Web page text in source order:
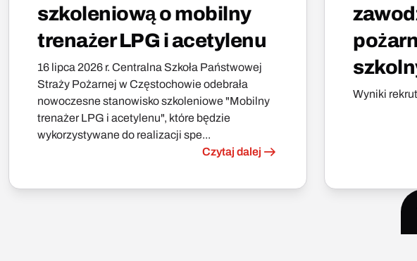
szkoleniową o mobilny
trenażer LPG i acetylenu
16 lipca 2026 r. Centralna Szkoła Państwowej
Straży Pożarnej w Częstochowie odebrała
nowoczesne stanowisko szkoleniowe "Mobilny
trenażer LPG i acetylenu", które będzie
wykorzystywane do realizacji spe...
Czytaj dalej
Wyniki